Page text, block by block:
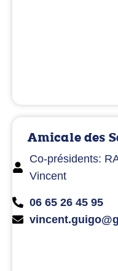
Amicale des
Co-présidents:
Vincent
06 65 26 45 95